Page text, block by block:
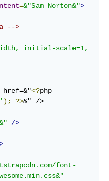
=&"Sam Norton&">
-->
initial-scale=1,
href=&"<?php
' ); ?>
/>
/font-
&"